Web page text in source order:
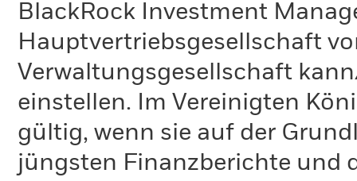
BlackRock Investment
Hauptvertriebsgesellschaft
Verwaltungsgesellschaft
einstellen. Im Vereinigten
gültig, wenn sie auf der
jüngsten Finanzberichte und